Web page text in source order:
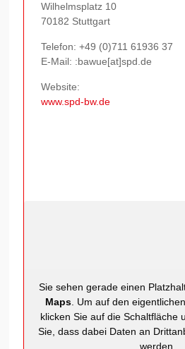
Wilhelmsplatz 10
70182 Stuttgart
Telefon:+49 (0)711 61936 37
E-Mail: :bawue[at]spd.de
Website:
www.spd-bw.de
Sie sehen gerade einen
Maps. Um auf den
klicken Sie auf die Schaltfläche
Sie, dass dabei Daten an
werden.